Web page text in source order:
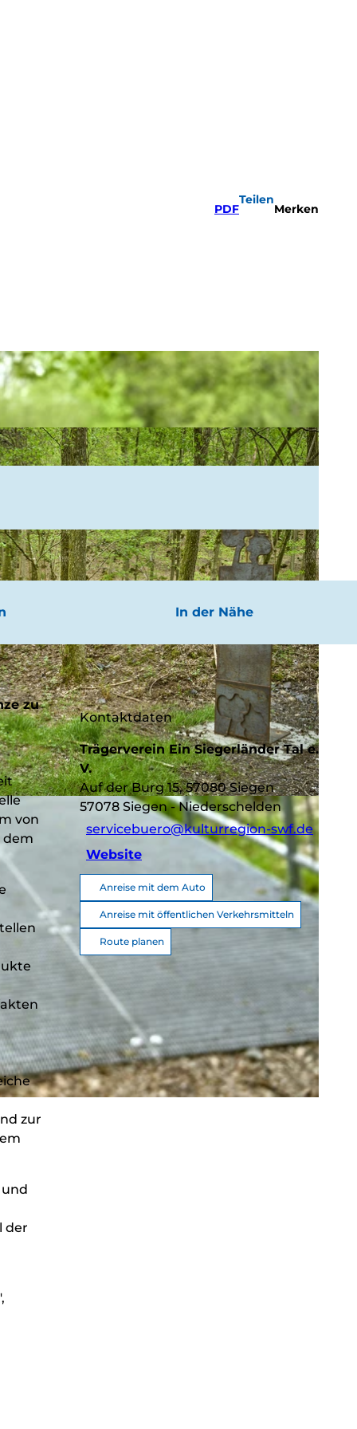
PDF
Teilen
Merken
In der Nähe
zu
von
dem
zur
der
Kontaktdaten
Trägerverein Ein Siegerländer Tal e.
V.
Auf der Burg 15, 57080 Siegen
57078 Siegen- Niederschelden
servicebuero@kulturregion-swf.de
Website
Anreise mit dem Auto
Anreise mit öffentlichen Verkehrsmitteln
Route planen